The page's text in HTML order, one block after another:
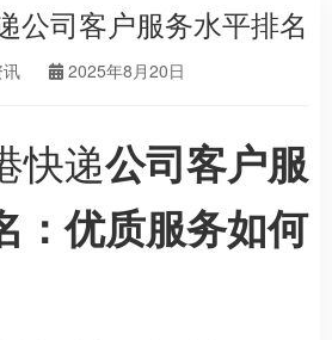
公司客户服务水平排名
2025年8月20日
快递公司客户服
：优质服务如何